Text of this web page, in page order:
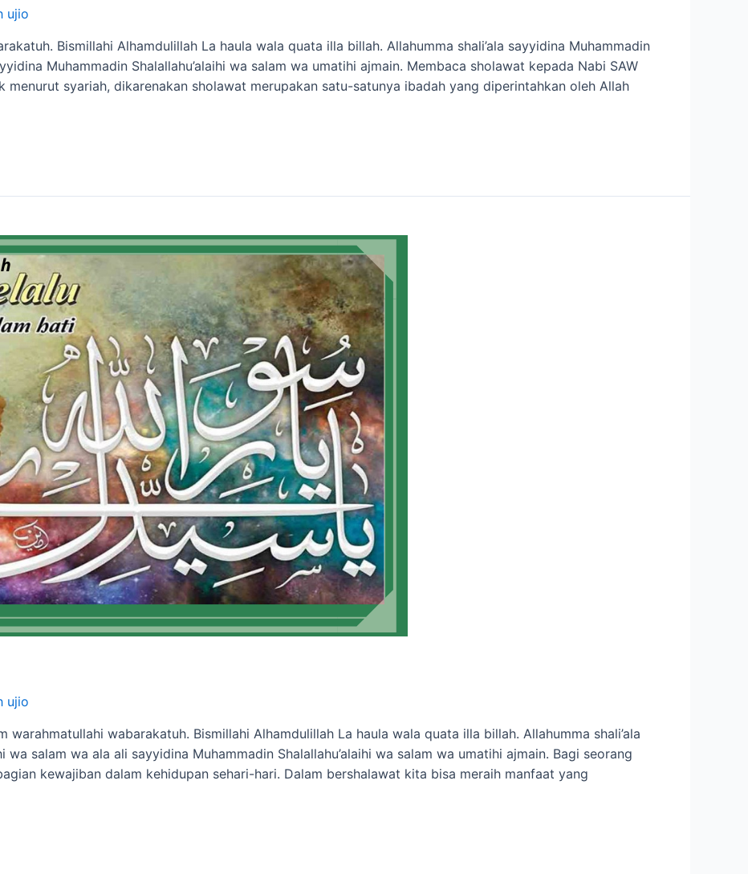
ujio
Bismillahi Alhamdulillah La haula wala quata illa billah. Allahumma shali’ala sayyidina Muhammadin
Muhammadin Shalallahu’alaihi wa salam wa umatihi ajmain. Membaca sholawat kepada Nabi SAW
menurut syariah, dikarenakan sholawat merupakan satu-satunya ibadah yang diperintahkan oleh Allah
ujio
warahmatullahi wabarakatuh. Bismillahi Alhamdulillah La haula wala quata illa billah. Allahumma shali’ala
wa salam wa ala ali sayyidina Muhammadin Shalallahu’alaihi wa salam wa umatihi ajmain. Bagi seorang
kewajiban dalam kehidupan sehari-hari. Dalam bershalawat kita bisa meraih manfaat yang